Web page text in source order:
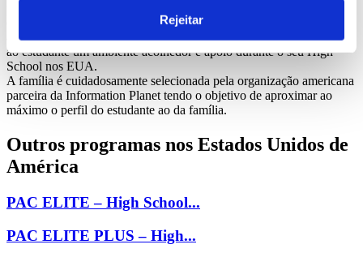
Rejeitar
os alunos internacionais, permitindo assim uma troca cultural entre
ambos. Além das principais refeições diárias, as famílias oferecem
ao estudante um ambiente acolhedor e apoio durante o seu High
School nos EUA.
A família é cuidadosamente selecionada pela organização americana
parceira da Information Planet tendo o objetivo de aproximar ao
máximo o perfil do estudante ao da família.
Outros programas nos Estados Unidos de
América
PAC ELITE – High School...
PAC ELITE PLUS – High...